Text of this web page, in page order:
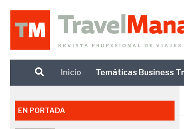
Debajo del contenido
Inicio Temáticas Business
EN PORTADA